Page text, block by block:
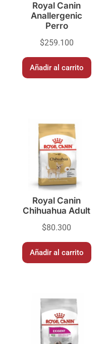
Royal Canin
Anallergenic
Perro
$259.100
Añadir al carrito
Royal Canin
Chihuahua Adult
$80.300
Añadir al carrito